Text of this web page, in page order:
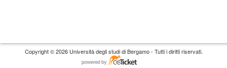
Copyright © 2026 Università degli studi di Bergamo - Tutti i diritti riservati.